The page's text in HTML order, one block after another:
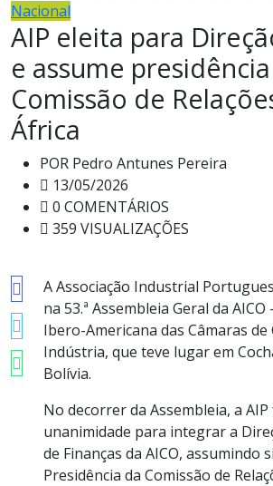
Nacional
AIP eleita para
e assume
Comissão de
África
POR Pedro Antunes Pereira
13/05/2026
0 COMENTÁRIOS
359 VISUALIZAÇÕES
A Associação Industrial
na 53.ª Assembleia Geral da AICO
Ibero-Americana das Câmaras de
Indústria, que teve lugar em
Bolívia.
No decorrer da Assembleia, a
unanimidade para integrar a
de Finanças da AICO, assumindo
Presidência da Comissão de